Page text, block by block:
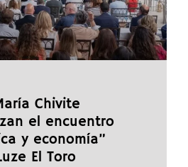
Chivite
el encuentro
y economía”
El Toro